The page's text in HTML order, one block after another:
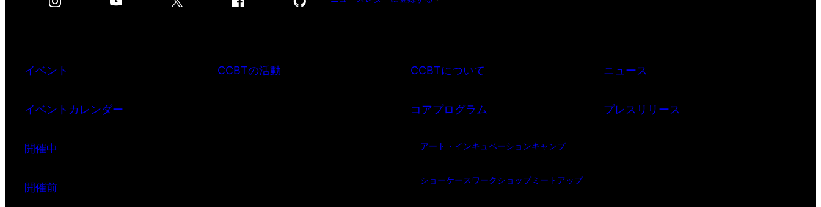
イベント
イベントカレンダー
開催中
開催前
CCBTの活動 CCBTについて
コアプログラム
アート・インキュベーションキャンプ
ショーケースワークショップミートアップ
ニュース
プレスリリース